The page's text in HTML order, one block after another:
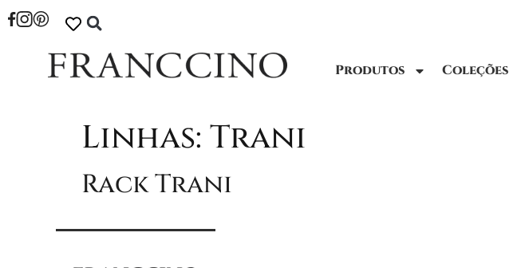
Produtos Coleções
Linhas: Trani
Rack Trani